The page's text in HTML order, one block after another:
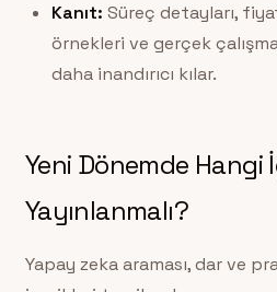
Kanıt: Süreç detayları,
örnekleri ve gerçek
daha inandırıcı kılar.
Yeni Dönemde Hangi
Yayınlanmalı?
Yapay zeka araması, dar ve